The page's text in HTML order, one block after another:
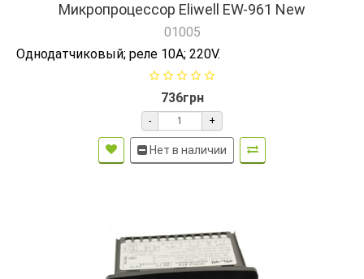
Микропроцессор Eliwell EW-961 New
01005
Однодатчиковый; реле 10А; 220V.
736грн
- +
Нет в наличии